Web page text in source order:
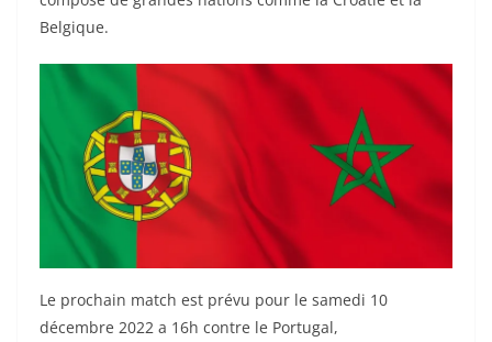
Belgique.
Le prochain match est prévu pour le samedi 10
décembre 2022 a 16h contre le Portugal,